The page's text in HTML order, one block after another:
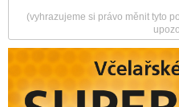
(vyhrazujeme si právo měnit tyto